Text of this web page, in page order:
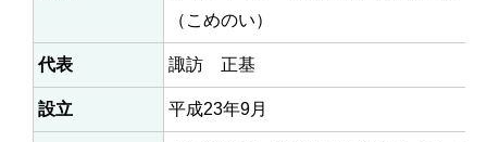
（こめのい）
代表 諏訪 正基
設立 平成23年9月